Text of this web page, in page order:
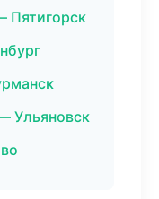
Пятигорск
Ульяновск